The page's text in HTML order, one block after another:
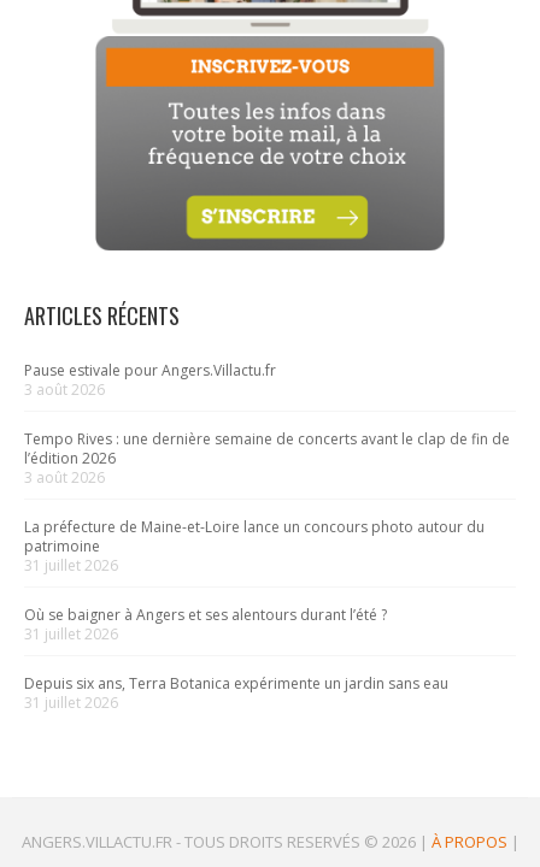
ARTICLES RÉCENTS
Pause estivale pour Angers.Villactu.fr
3 août 2026
Tempo Rives : une dernière semaine de concerts avant le clap de fin de
l’édition 2026
3 août 2026
La préfecture de Maine-et-Loire lance un concours photo autour du
patrimoine
31 juillet 2026
Où se baigner à Angers et ses alentours durant l’été ?
31 juillet 2026
Depuis six ans, Terra Botanica expérimente un jardin sans eau
31 juillet 2026
ANGERS.VILLACTU.FR -TOUS DROITS RESERVÉS © 2026| À PROPOS |